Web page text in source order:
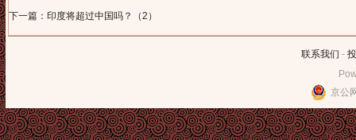
下一篇：印度将超过中国吗？（2）
联系我们 -
京公